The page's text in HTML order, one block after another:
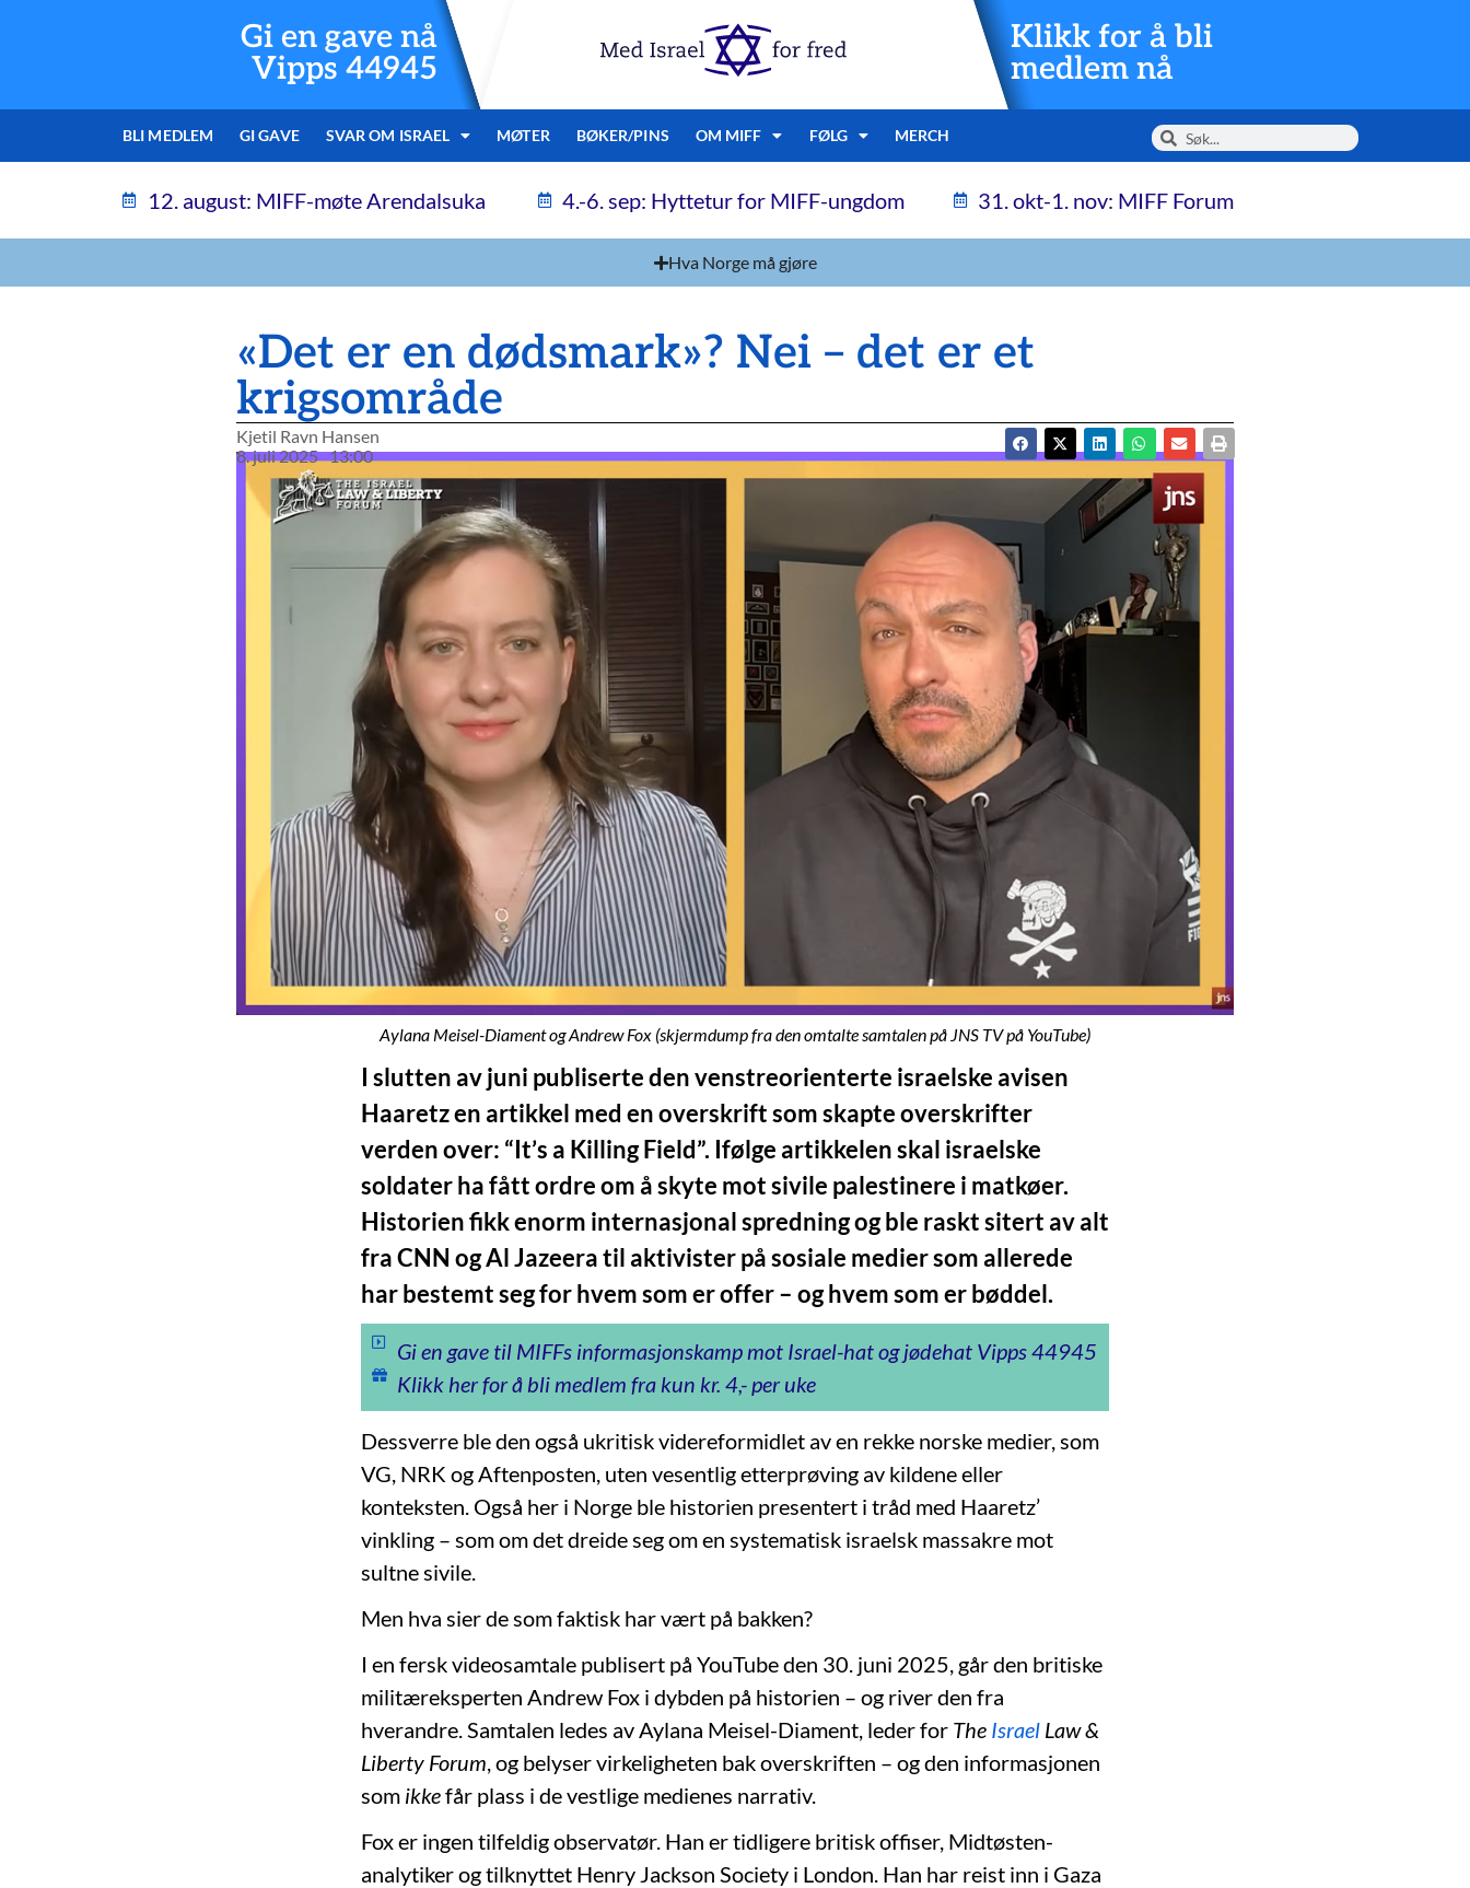
Gi en gave nå
Vipps 44945
Klikk for å bli
medlem nå
BLI MEDLEM GI GAVE SVAR OM ISRAEL MØTER BØKER/PINS OM MIFF FØLG MERCH
12. august: MIFF-møte Arendalsuka 4.-6. sep: Hyttetur for MIFF-ungdom 31. okt-1. nov: MIFF Forum
Hva Norge må gjøre
«Det er en dødsmark»? Nei – det er et
krigsområde
Kjetil Ravn Hansen
8. juli 2025 13:00
Aylana Meisel-Diament og Andrew Fox (skjermdump fra den omtalte samtalen på JNS TV på YouTube)
I slutten av juni publiserte den venstreorienterte israelske avisen
Haaretz en artikkel med en overskrift som skapte overskrifter
verden over: “It’s a Killing Field”. Ifølge artikkelen skal israelske
soldater ha fått ordre om å skyte mot sivile palestinere i matkøer.
Historien fikk enorm internasjonal spredning og ble raskt sitert av alt
fra CNN og Al Jazeera til aktivister på sosiale medier som allerede
har bestemt seg for hvem som er offer – og hvem som er bøddel.
Gi en gave til MIFFs informasjonskamp mot Israel-hat og jødehat Vipps 44945
Klikk her for å bli medlem fra kun kr. 4,- per uke
Dessverre ble den også ukritisk videreformidlet av en rekke norske medier, som
VG, NRK og Aftenposten, uten vesentlig etterprøving av kildene eller
konteksten. Også her i Norge ble historien presentert i tråd med Haaretz’
vinkling – som om det dreide seg om en systematisk israelsk massakre mot
sultne sivile.
Men hva sier de som faktisk har vært på bakken?
I en fersk videosamtale publisert på YouTube den 30. juni 2025, går den britiske
militæreksperten Andrew Fox i dybden på historien – og river den fra
hverandre. Samtalen ledes av Aylana Meisel-Diament, leder for The Israel Law &
Liberty Forum, og belyser virkeligheten bak overskriften – og den informasjonen
som ikkefår plass i de vestlige medienes narrativ.
Fox er ingen tilfeldig observatør. Han er tidligere britisk offiser, Midtøsten-
analytiker og tilknyttet Henry Jackson Society i London. Han har reist inn i Gaza